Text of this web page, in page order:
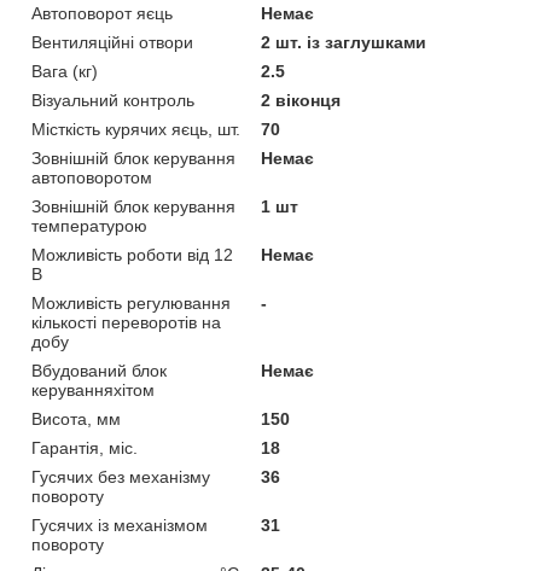
Автоповорот яєць
Немає
Вентиляційні отвори
2 шт. із заглушками
Вага (кг)
2.5
Візуальний контроль
2 віконця
Місткість курячих яєць, шт.
70
Зовнішній блок керування
автоповоротом
Немає
Зовнішній блок керування
температурою
1 шт
Можливість роботи від 12
В
Немає
Можливість регулювання
кількості переворотів на
добу
-
Вбудований блок
керуванняхітом
Немає
Висота, мм
150
Гарантія, міс.
18
Гусячих без механізму
повороту
36
Гусячих із механізмом
повороту
31